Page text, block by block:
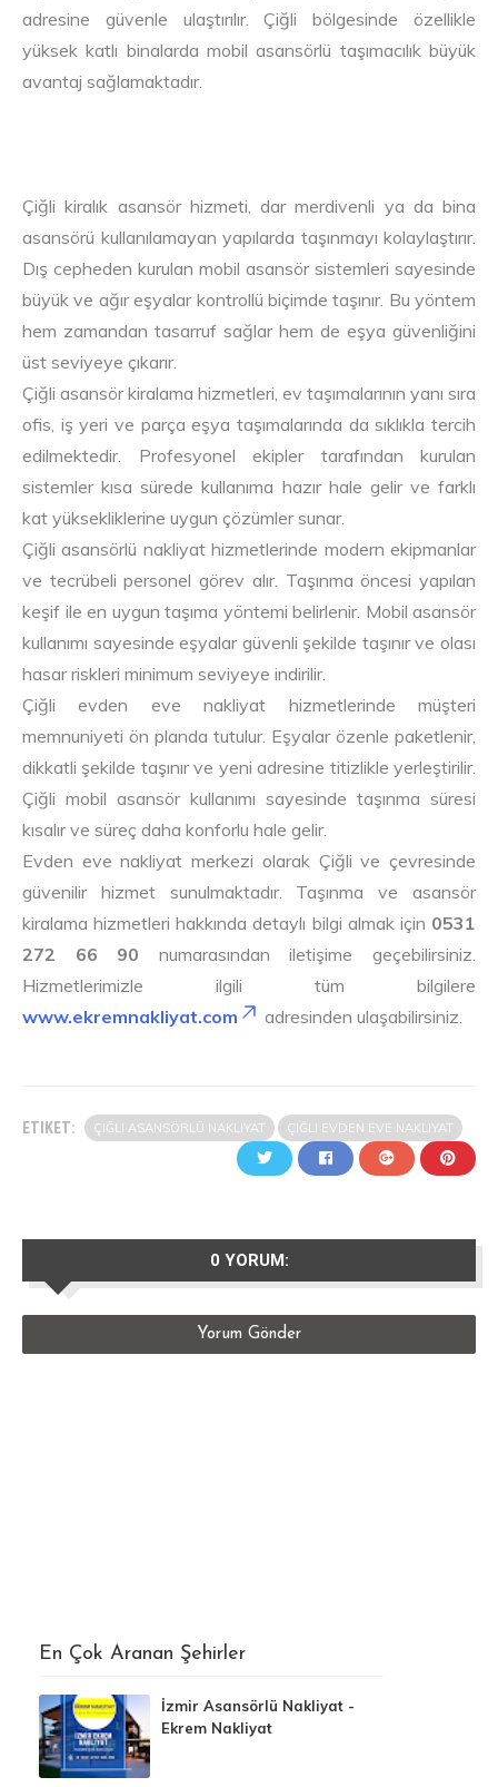
adresine güvenle ulaştırılır. Çiğli bölgesinde özellikle
yüksek katlı binalarda mobil asansörlü taşımacılık büyük
avantaj sağlamaktadır.
Çiğli kiralık asansör hizmeti, dar merdivenli ya da bina
asansörü kullanılamayan yapılarda taşınmayı kolaylaştırır.
Dış cepheden kurulan mobil asansör sistemleri sayesinde
büyük ve ağır eşyalar kontrollü biçimde taşınır. Bu yöntem
hem zamandan tasarruf sağlar hem de eşya güvenliğini
üst seviyeye çıkarır.
Çiğli asansör kiralama hizmetleri, ev taşımalarının yanı sıra
ofis, iş yeri ve parça eşya taşımalarında da sıklıkla tercih
edilmektedir. Profesyonel ekipler tarafından kurulan
sistemler kısa sürede kullanıma hazır hale gelir ve farklı
kat yüksekliklerine uygun çözümler sunar.
Çiğli asansörlü nakliyat hizmetlerinde modern ekipmanlar
ve tecrübeli personel görev alır. Taşınma öncesi yapılan
keşif ile en uygun taşıma yöntemi belirlenir. Mobil asansör
kullanımı sayesinde eşyalar güvenli şekilde taşınır ve olası
hasar riskleri minimum seviyeye indirilir.
Çiğli evden eve nakliyat hizmetlerinde müşteri
memnuniyeti ön planda tutulur. Eşyalar özenle paketlenir,
dikkatli şekilde taşınır ve yeni adresine titizlikle yerleştirilir.
Çiğli mobil asansör kullanımı sayesinde taşınma süresi
kısalır ve süreç daha konforlu hale gelir.
Evden eve nakliyat merkezi olarak Çiğli ve çevresinde
güvenilir hizmet sunulmaktadır. Taşınma ve asansör
kiralama hizmetleri hakkında detaylı bilgi almak için 0531
272 66 90 numarasından iletişime geçebilirsiniz.
Hizmetlerimizle ilgili tüm bilgilere
www.ekremnakliyat.com
adresinden ulaşabilirsiniz.
ETIKET: ÇIĞLI ASANSÖRLÜ NAKLIYAT ÇIĞLI EVDEN EVE NAKLIYAT
0 YORUM:
Yorum Gönder
En Çok Aranan Şehirler
İzmir Asansörlü Nakliyat -
Ekrem Nakliyat